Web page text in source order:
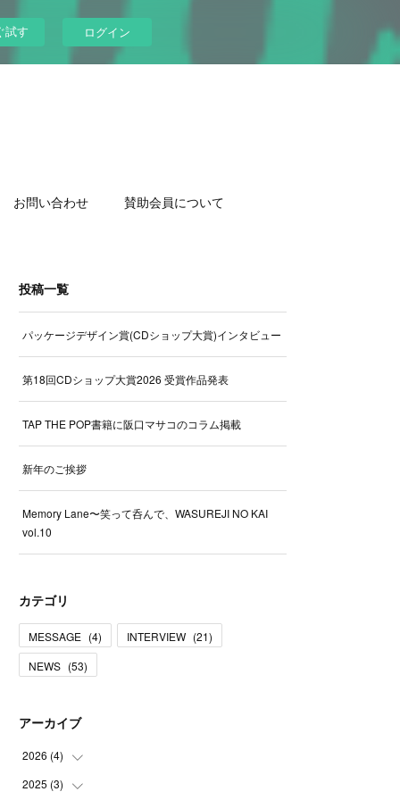
試す ログイン
お問い合わせ 賛助会員について
投稿一覧
パッケージデザイン賞(CDショップ大賞)インタビュー
第18回CDショップ大賞2026 受賞作品発表
TAP THE POP書籍に阪口マサコのコラム掲載
新年のご挨拶
Memory Lane〜笑って呑んで、WASUREJI NO KAI
vol.10
カテゴリ
MESSAGE (4) INTERVIEW (21)
NEWS (53)
アーカイブ
2026 (4)
(
)
2025 (3)